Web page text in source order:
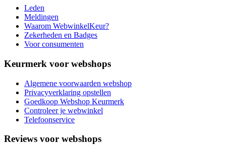
Leden
Meldingen
Waarom WebwinkelKeur?
Zekerheden en Badges
Voor consumenten
Keurmerk voor webshops
Algemene voorwaarden webshop
Privacyverklaring opstellen
Goedkoop Webshop Keurmerk
Controleer je webwinkel
Telefoonservice
Reviews voor webshops